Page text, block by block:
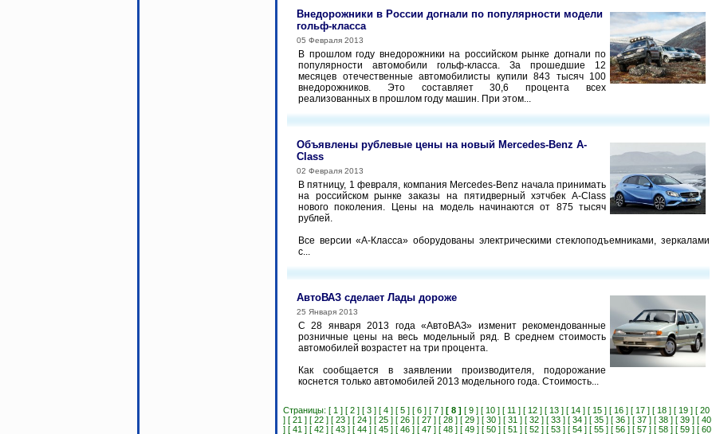
Внедорожники в России догнали по популярности модели
гольф-класса
05 Февраля 2013
В прошлом году внедорожники на российском рынке догнали по
популярности автомобили гольф-класса. За прошедшие 12
месяцев отечественные автомобилисты купили 843 тысяч 100
внедорожников. Это составляет 30,6 процента всех
реализованных в прошлом году машин. При этом...
Объявлены рублевые цены на новый Mercedes-Benz A-
Class
02 Февраля 2013
В пятницу, 1 февраля, компания Mercedes-Benz начала принимать
на российском рынке заказы на пятидверный хэтчбек A-Class
нового поколения. Цены на модель начинаются от 875 тысяч
рублей.
Все версии «А-Класса» оборудованы электрическими стеклоподъемниками, зеркалами
с...
АвтоВАЗ сделает Лады дороже
25 Января 2013
С 28 января 2013 года «АвтоВАЗ» изменит рекомендованные
розничные цены на весь модельный ряд. В среднем стоимость
автомобилей возрастет на три процента.
Как сообщается в заявлении производителя, подорожание
коснется только автомобилей 2013 модельного года. Стоимость...
Страницы: [ 1 ] [ 2 ] [ 3 ] [ 4 ] [ 5 ] [ 6 ] [ 7 ] [ 8 ] [ 9 ] [ 10 ] [ 11 ] [ 12 ] [ 13 ] [ 14 ] [ 15 ] [ 16 ] [ 17 ] [ 18 ] [ 19 ] [ 20
] [ 21 ] [ 22 ] [ 23 ] [ 24 ] [ 25 ] [ 26 ] [ 27 ] [ 28 ] [ 29 ] [ 30 ] [ 31 ] [ 32 ] [ 33 ] [ 34 ] [ 35 ] [ 36 ] [ 37 ] [ 38 ] [ 39 ] [ 40
] [ 41 ] [ 42 ] [ 43 ] [ 44 ] [ 45 ] [ 46 ] [ 47 ] [ 48 ] [ 49 ] [ 50 ] [ 51 ] [ 52 ] [ 53 ] [ 54 ] [ 55 ] [ 56 ] [ 57 ] [ 58 ] [ 59 ] [ 60